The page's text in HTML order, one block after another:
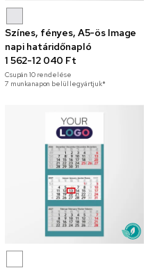
Színes, fényes, A5-ös Image
napi határidőnapló
1 562-12 040 Ft
Csupán10rendelése
7 munkanapon belül legyártjuk*